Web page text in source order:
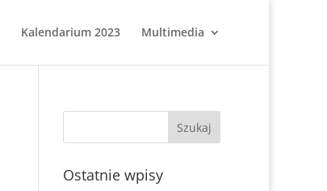
Kalendarium 2023 Multimedia
Ostatnie wpisy